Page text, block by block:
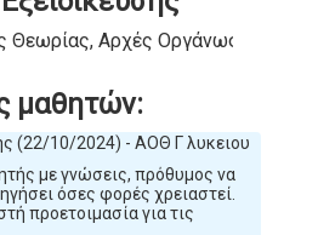
Θεωρίας, Αρχές Οργάνωσης και
μαθητών:
(22/10/2024) - ΑΟΘ Γ λυκειου
με γνώσεις, πρόθυμος να
όσες φορές χρειαστεί.
προετοιμασία για τις